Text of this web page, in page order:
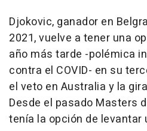
Djokovic, ganador en
2021, vuelve a tener una
año más tarde -polémica
contra el COVID- en su
el veto en Australia y la
Desde el pasado Masters
tenía la opción de levantar